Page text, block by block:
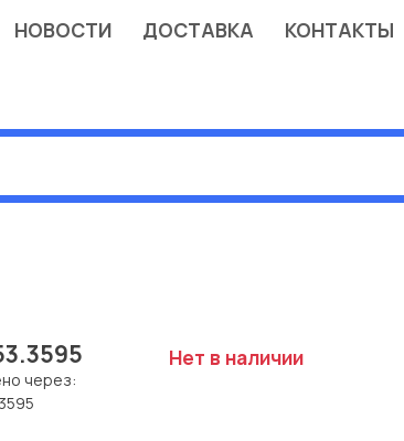
НОВОСТИ ДОСТАВКА КОНТАКТЫ
через:
Нет в наличии